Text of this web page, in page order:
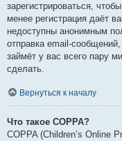
зарегистрироваться,
менее регистрация даёт
недоступны анонимным
отправка email-
займёт у вас всего пару
сделать.
Вернуться к началу
Что такое COPPA?
COPPA (Children’s Online